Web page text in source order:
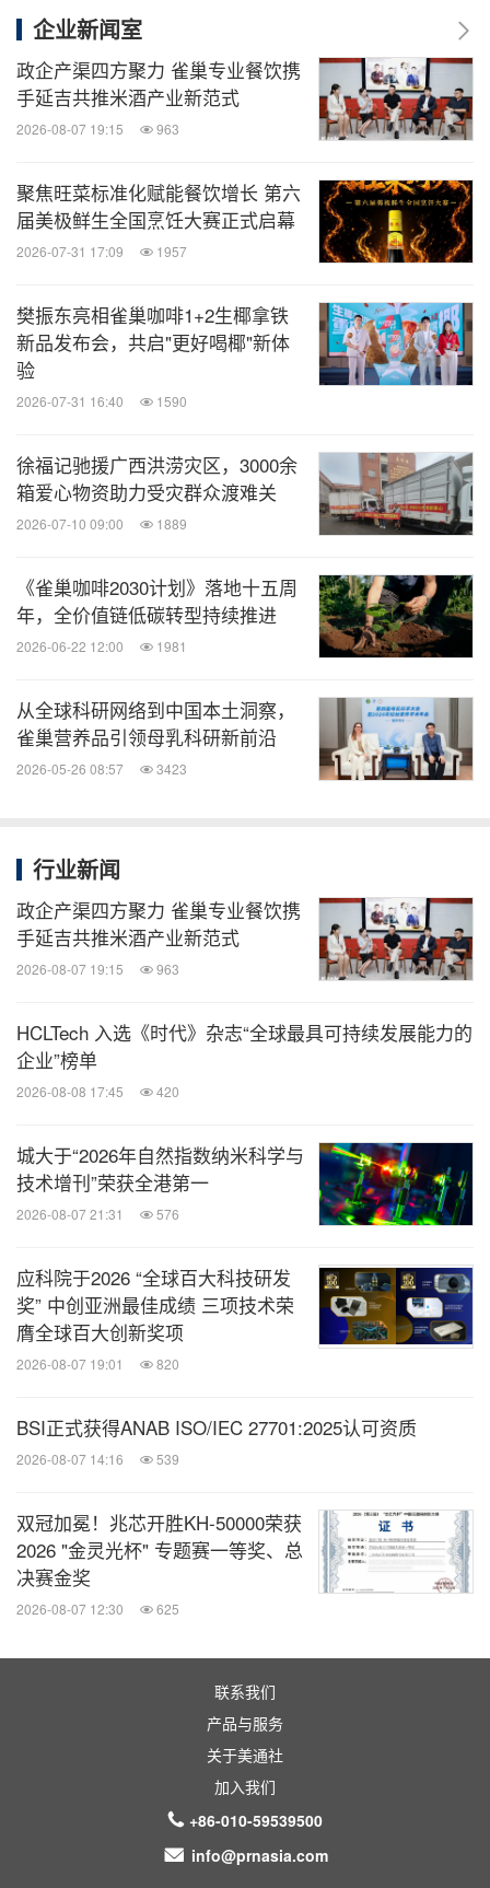
释着现代企业的温度与担当。在这里，女性被看见、
被支持、被成就；在这里，文明新风与传统美德交相
辉映；在这里，每一次"给予"都汇聚成推动企业乃至
社会前行的温暖力量。未来，太太乐将继续践行"创
文明之花在世界每一个角落生根发芽，绽放出动人光
彩。
知消
微信公众号“知消”发布全球消费品、零售、时
关键词：食品饮料
劳动力与人力资源
分享到：
企业新闻室
政企产渠四方聚力 雀巢专业餐饮携
手延吉共推米酒产业新范式
2026-08-07 19:15 963
聚焦旺菜标准化赋能餐饮增长 第六
届美极鲜生全国烹饪大赛正式启幕
2026-07-31 17:09 1957
樊振东亮相雀巢咖啡1+2生椰拿铁
新品发布会，共启"更好喝椰"新体
验
2026-07-31 16:40 1590
徐福记驰援广西洪涝灾区，3000余
箱爱心物资助力受灾群众渡难关
2026-07-10 09:00 1889
《雀巢咖啡2030计划》落地十五周
年，全价值链低碳转型持续推进
2026-06-22 12:00 1981
从全球科研网络到中国本土洞察，
雀巢营养品引领母乳科研新前沿
2026-05-26 08:57 3423
行业新闻
政企产渠四方聚力 雀巢专业餐饮携
手延吉共推米酒产业新范式
2026-08-07 19:15 963
HCLTech 入选《时代》杂志“全球最具可持续发展能力的
企业”榜单
2026-08-08 17:45 420
城大于“2026年自然指数纳米科学与
技术增刊”荣获全港第一
2026-08-07 21:31 576
应科院于2026 “全球百大科技研发
奖” 中创亚洲最佳成绩 三项技术荣
膺全球百大创新奖项
2026-08-07 19:01 820
BSI正式获得ANAB ISO/IEC 27701:2025认可资质
2026-08-07 14:16 539
双冠加冕！兆芯开胜KH‑50000荣获
2026 "金灵光杯" 专题赛一等奖、总
决赛金奖
2026-08-07 12:30 625
联系我们
产品与服务
关于美通社
加入我们
+86-010-59539500
info@prnasia.com